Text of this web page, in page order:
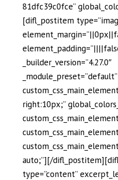
81dfc39c0fce”
[difl_postitem
_builder_version=”4.27.0″
_module_preset=”default”
right:10px;”
auto;”][/
type=”content”